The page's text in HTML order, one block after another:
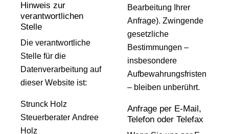
Hinweis zur
verantwortlichen
Stelle
Die verantwortliche
Stelle für die
Datenverarbeitung auf
dieser Website ist:
Strunck Holz
Steuerberater Andree
Holz
Bearbeitung Ihrer
Anfrage). Zwingende
gesetzliche
Bestimmungen –
insbesondere
Aufbewahrungsfristen
– bleiben unberührt.
Anfrage per E-Mail,
Telefon oder Telefax